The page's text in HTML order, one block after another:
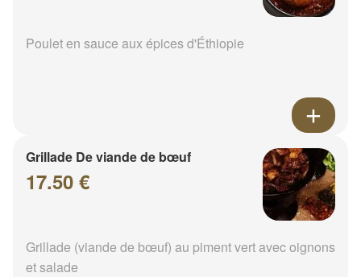
Poulet en sauce aux épices d'Éthiopie
Grillade De viande de bœuf
17.50 €
Grillade (viande de bœuf) au piment vert avec oignons
et salade